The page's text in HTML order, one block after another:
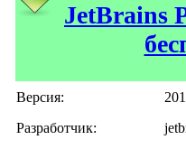
JetBrains
Версия:
Разработчик: